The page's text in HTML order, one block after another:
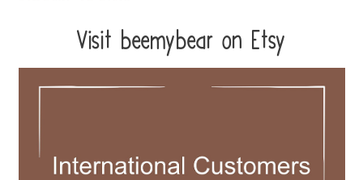
Visit beemybear on Etsy